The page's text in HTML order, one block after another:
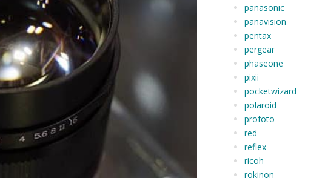
panasonic
panavision
pentax
pergear
phaseone
pixii
pocketwizard
polaroid
profoto
red
reflex
ricoh
rokinon